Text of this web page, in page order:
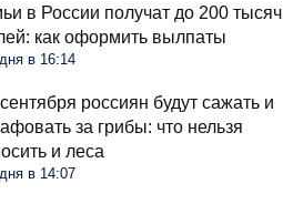
в России получат до 200 тысяч
как оформить вылпаты
в 16:14
россиян будут сажать и
за грибы: что нельзя
и леса
в 14:07